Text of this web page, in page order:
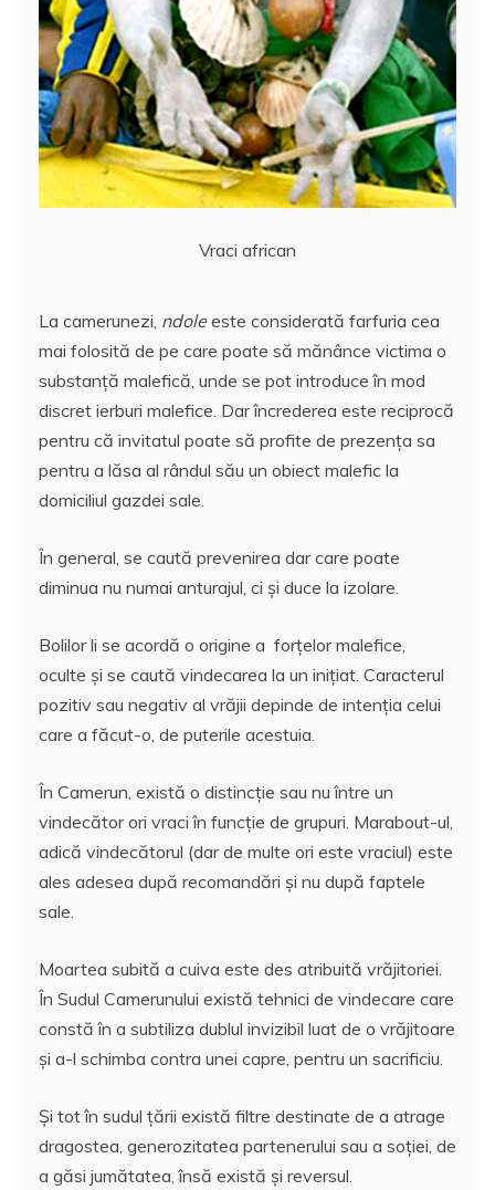
Vraci african
La camerunezi, ndoleeste considerată farfuria cea
mai folosită de pe care poate să mănânce victima o
substanţă malefică, unde se pot introduce în mod
discret ierburi malefice. Dar încrederea este reciprocă
pentru că invitatul poate să profite de prezenţa sa
pentru a lăsa al rândul său un obiect malefic la
domiciliul gazdei sale.
În general, se caută prevenirea dar care poate
diminua nu numai anturajul, ci şi duce la izolare.
Bolilor li se acordă o origine a forţelor malefice,
oculte şi se caută vindecarea la un iniţiat. Caracterul
pozitiv sau negativ al vrăjii depinde de intenţia celui
care a făcut-o, de puterile acestuia.
În Camerun, există o distincţie sau nu între un
vindecător ori vraci în funcţie de grupuri. Marabout-ul,
adică vindecătorul (dar de multe ori este vraciul) este
ales adesea după recomandări şi nu după faptele
sale.
Moartea subită a cuiva este des atribuită vrăjitoriei.
În Sudul Camerunului există tehnici de vindecare care
constă în a subtiliza dublul invizibil luat de o vrăjitoare
şi a-l schimba contra unei capre, pentru un sacrificiu.
Şi tot în sudul ţării există filtre destinate de a atrage
dragostea, generozitatea partenerului sau a soţiei, de
a găsi jumătatea, însă există şi reversul.